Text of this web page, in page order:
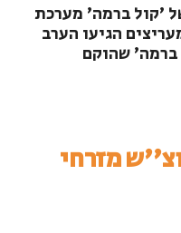
'קול ברמה' מערכת
הגיעו הערב
ברמה' שהוקם
מזרחי